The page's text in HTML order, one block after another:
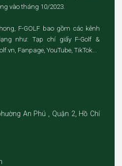
vào tháng 10/2023.
F-GOLF bao gồm các kênh
như: Tạp chí giấy F-Golf &
Fanpage, YouTube, TikTok...
An Phú , Quận 2, Hồ Chí